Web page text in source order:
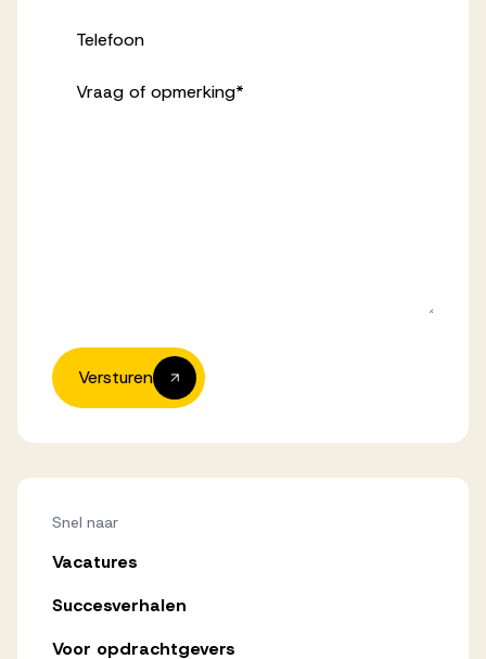
Telefoon
Vraag of opmerking*
Versturen
Snel naar
Vacatures
Succesverhalen
Voor opdrachtgevers